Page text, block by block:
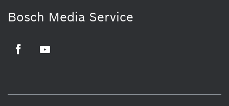
Bosch Media Service